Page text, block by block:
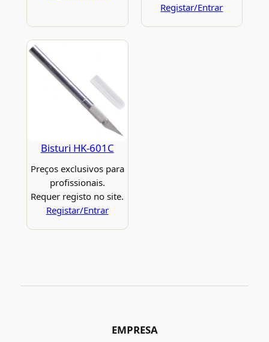
Registar/Entrar
Bisturi HK-601C
Preços exclusivos para
profissionais.
Requer registo no site.
Registar/Entrar
EMPRESA